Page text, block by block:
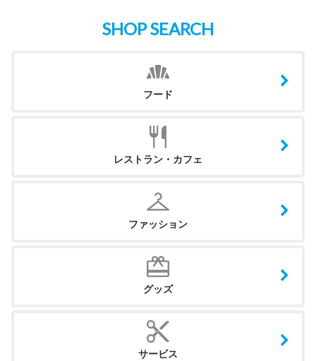
SHOP SEARCH
フード
レストラン・カフェ
ファッション
グッズ
サービス